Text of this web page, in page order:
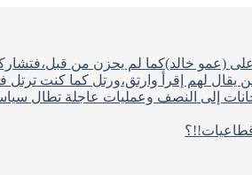
(عمو خالد)كما لم يحزن من
لهم إقرأ وارتق،ورتل كما كنت ترتل
إلى النصف وعمليات عاجلة تطال